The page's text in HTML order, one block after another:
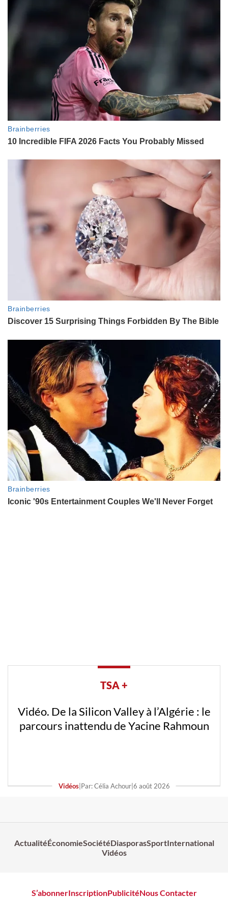
TSA +
Vidéo. De la Silicon Valley à l’Algérie : le
parcours inattendu de Yacine Rahmoun
Vidéos| Par: Célia Achour| 6 août 2026
ActualitéÉconomieSociétéDiasporasSportInternational
Vidéos
S’abonnerInscriptionPublicitéNous Contacter